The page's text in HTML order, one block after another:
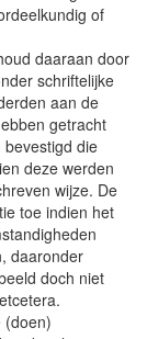
of
daaraan door
schriftelijke
aan de
getracht
die
deze werden
wijze. De
toe indien het
daaronder
doch niet
(doen)